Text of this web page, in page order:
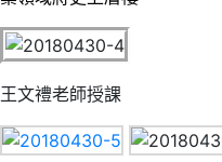
王文禮老師授課